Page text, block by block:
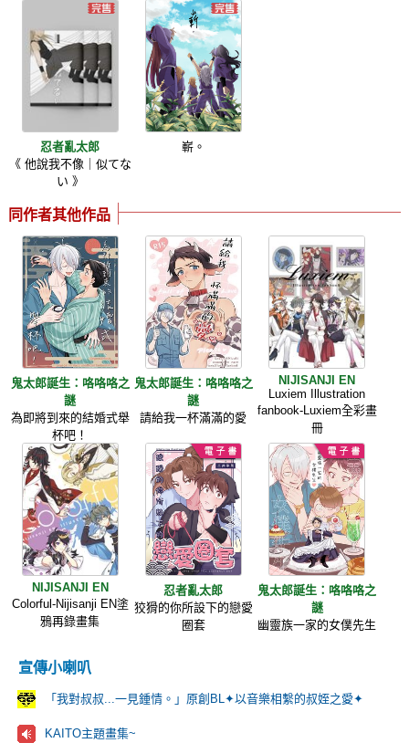
忍者亂太郎
《 他說我不像｜似てな
い 》
嶄。
同作者其他作品
鬼太郎誕生：咯咯咯之
謎
為即將到來的結婚式舉
杯吧！
鬼太郎誕生：咯咯咯之
謎
請給我一杯滿滿的愛
NIJISANJI EN
Luxiem Illustration
fanbook-Luxiem全彩畫
冊
NIJISANJI EN
Colorful-Nijisanji EN塗
鴉再錄畫集
忍者亂太郎
狡猾的你所設下的戀愛
圈套
鬼太郎誕生：咯咯咯之
謎
幽靈族一家的女僕先生
宣傳小喇叭
「我對叔叔...一見鍾情。」原創BL✦以音樂相繫的叔姪之愛✦
KAITO主題畫集~